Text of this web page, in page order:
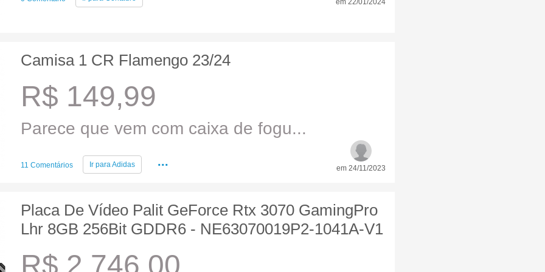
em 22/01/2024
Camisa 1 CR Flamengo 23/24
R$ 149,99
Parece que vem com caixa de fogu...
11 Comentários Ir paraAdidas ... em 24/11/2023
Placa De Vídeo Palit GeForce Rtx 3070 GamingPro
Lhr 8GB 256Bit GDDR6 - NE63070019P2-1041A-V1
R$ 2.746,00